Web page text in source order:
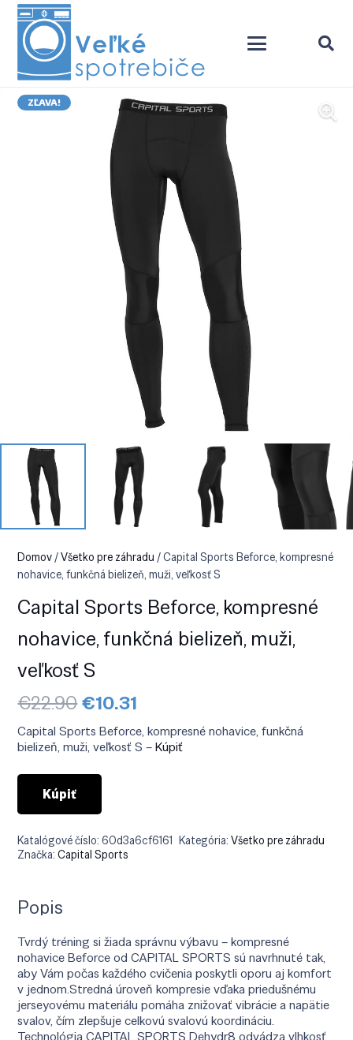
ZĽAVA!
Domov/Všetko pre záhradu / Capital Sports Beforce, kompresné
nohavice, funkčná bielizeň, muži, veľkosť S
Capital Sports Beforce, kompresné
nohavice, funkčná bielizeň, muži,
veľkosť S
€22.90Pôvodná
cena
bola:
€22.90.
€10.31
je:
€10.31.
Capital Sports Beforce, kompresné nohavice, funkčná
bielizeň, muži, veľkosť S –Kúpiť
Kúpiť
Katalógové číslo:60d3a6cf6161 Kategória:Všetko pre záhradu
Značka:Capital Sports
Popis
Tvrdý tréning si žiada správnu výbavu – kompresné
nohavice Beforce od CAPITAL SPORTS sú navrhnuté tak,
aby Vám počas každého cvičenia poskytli oporu aj komfort
v jednom.Stredná úroveň kompresie vďaka priedušnému
jerseyovému materiálu pomáha znižovať vibrácie a napätie
svalov, čím zlepšuje celkovú svalovú koordináciu.
Technológia CAPITAL SPORTS Dehydr8 odvádza vlhkosť